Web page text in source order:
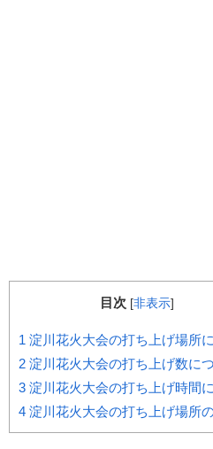
目次 [非表示]
1 淀川花火大会の打ち上げ場所
2 淀川花火大会の打ち上げ数に
3 淀川花火大会の打ち上げ時間
4 淀川花火大会の打ち上げ場所